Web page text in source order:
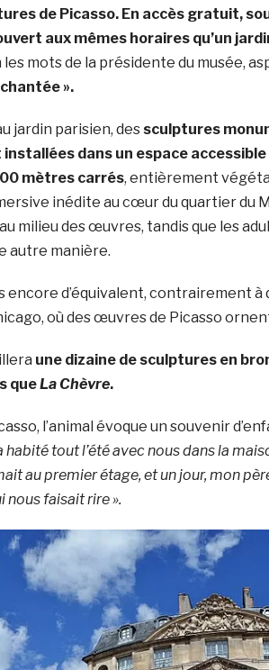
de Picasso. En accès gratuit,
aux mêmes horaires qu’un
mots de la présidente du musée,
».
jardin parisien, des sculptures
installées dans un espace
mètres carrés, entièrement
inédite au cœur du quartier du
milieu des œuvres, tandis que les
autre manière.
encore d’équivalent, contrairement à
où des œuvres de Picasso
une dizaine de sculptures en
queLa Chèvre.
l’animal évoque un souvenir
tout l’été avec nous dans la
au premier étage, et un jour, mon
nous faisait rire ».